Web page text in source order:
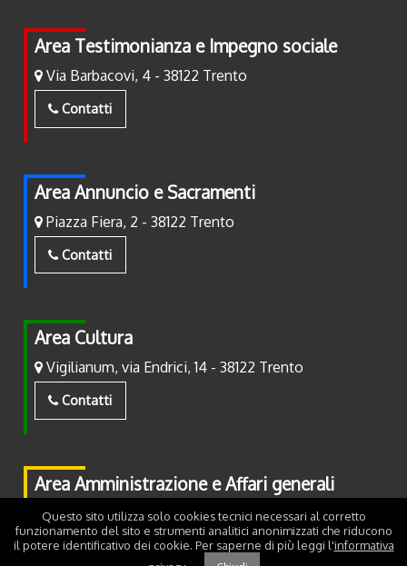
Area Testimonianza e Impegno sociale
Via Barbacovi, 4 - 38122 Trento
Contatti
Area Annuncio e Sacramenti
Piazza Fiera, 2 - 38122 Trento
Contatti
Area Cultura
Vigilianum, via Endrici, 14 - 38122 Trento
Contatti
Area Amministrazione e Affari generali
Piazza Fiera, 2 - 38122 Trento
Contatti
Questo sito utilizza solo cookies tecnici necessari al corretto
funzionamento del sito e strumenti analitici anonimizzati che riducono
il potere identificativo dei cookie. Per saperne di più leggi l'informativa